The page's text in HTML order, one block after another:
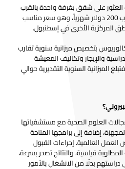
العثور على شقق بغرفة واحدة بالقرب
من الحرم الجامعي بسعر يقارب 200 دولار شهرياً، وهو سعر مناسب
المركزية الأخرى في إسطنبول.
بتخصيص ميزانية سنوية تقارب
والإيجار وتكاليف المعيشة
الميزانية السنوية التقديرية حوالي
العلوم الصحية مع مستشفياتها
إضافة إلى برامجها المتاحة
العمل العالمية. إجراءات القبول
قياسية، والنتائج تصدر بسرعة،
بدلًا من الانشغال بالأمور